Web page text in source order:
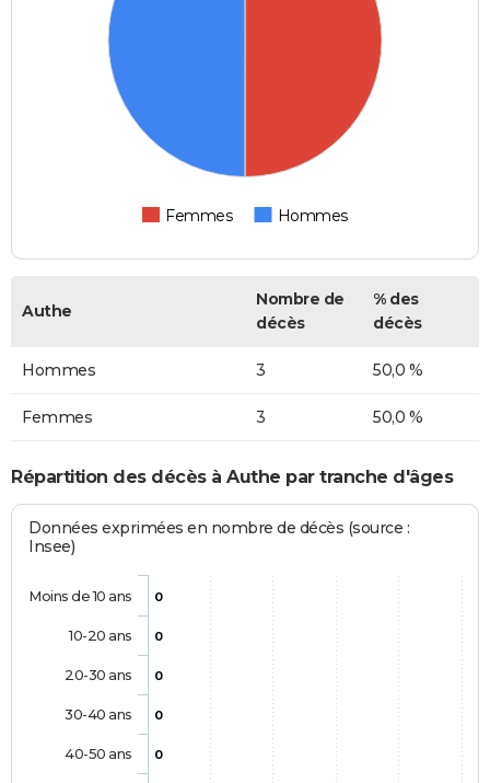
Femmes Hommes
Authe
Nombre de
décès
% des
décès
Hommes 3 50,0 %
Femmes 3 50,0 %
Répartition des décès à Authe par tranche d'âges
Données exprimées en nombre de décès (source :
Insee)
0
0
0
0
0
Moins de 10 ans
10-20 ans
20-30 ans
30-40 ans
40-50 ans